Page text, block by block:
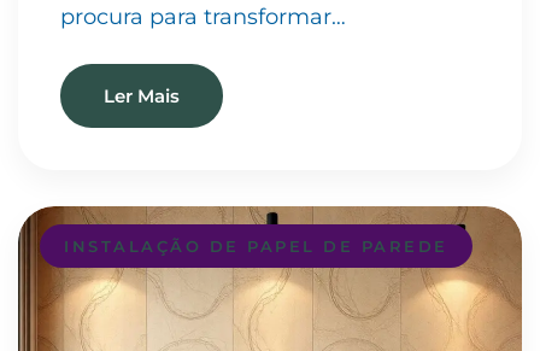
procura para transformar…
Ler Mais
INSTALAÇÃO DE PAPEL DE PAREDE